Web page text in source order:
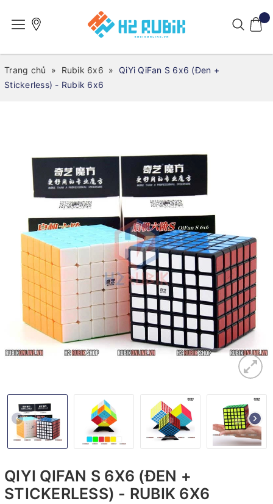
Trang chủ » Rubik 6x6 »
QiYi QiFan S 6x6 (Đen +
Stickerless) - Rubik 6x6
QIYI QIFAN S 6X6 (ĐEN +
STICKERLESS) - RUBIK 6X6